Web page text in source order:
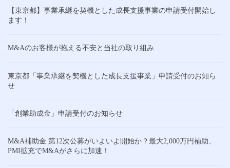
【東京都】事業承継を契機とした成長支援事業の申請受付開始し
ます！
M&Aのお客様が抱える不安と当社の取り組み
東京都「事業承継を契機とした成長支援事業」申請受付のお知ら
せ
「創業助成金」申請受付のお知らせ
M&A補助金 第12次公募がいよいよ開始か？最大2,000万円補助、
PMI拡充でM&Aがさらに加速！